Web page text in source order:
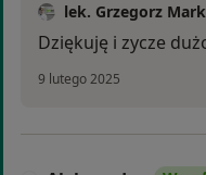
lek. Grzegorz
Dziękuję i zycze
9 lutego 2025